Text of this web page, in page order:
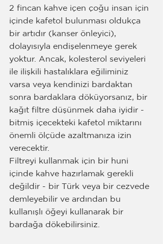
2 fincan kahve içen çoğu insan için
içinde kafetol bulunması oldukça
bir artıdır (kanser önleyici),
dolayısıyla endişelenmeye gerek
yoktur. Ancak, kolesterol seviyeleri
ile ilişkili hastalıklara eğiliminiz
varsa veya kendinizi bardaktan
sonra bardaklara döküyorsanız, bir
kağıt filtre düşünmek daha iyidir -
bitmiş içecekteki kafetol miktarını
önemli ölçüde azaltmanıza izin
verecektir.
Filtreyi kullanmak için bir huni
içinde kahve hazırlamak gerekli
değildir - bir Türk veya bir cezvede
demleyebilir ve ardından bu
kullanışlı öğeyi kullanarak bir
bardağa dökebilirsiniz.